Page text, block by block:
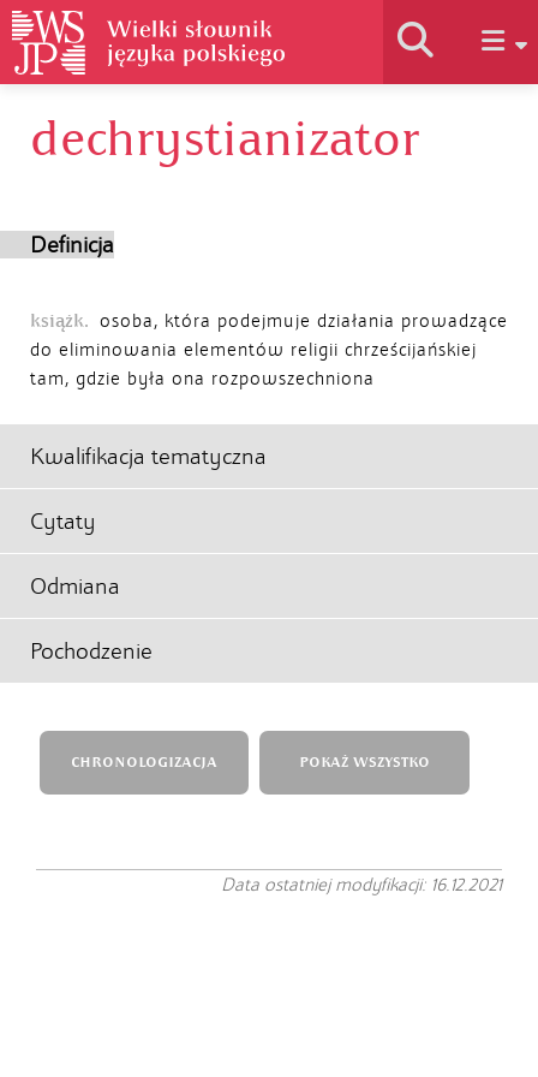
Historia słownika
Autorzy
dechrystianizator
Definicja
książk. osoba, która podejmuje działania prowadzące
do eliminowania elementów religii chrześcijańskiej
tam, gdzie była ona rozpowszechniona
Kwalifikacja tematyczna
Cytaty
Odmiana
Pochodzenie
CHRONOLOGIZACJA POKAŻ WSZYSTKO
Data ostatniej modyfikacji: 16.12.2021